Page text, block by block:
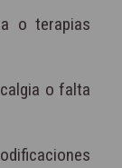
o terapias
o falta